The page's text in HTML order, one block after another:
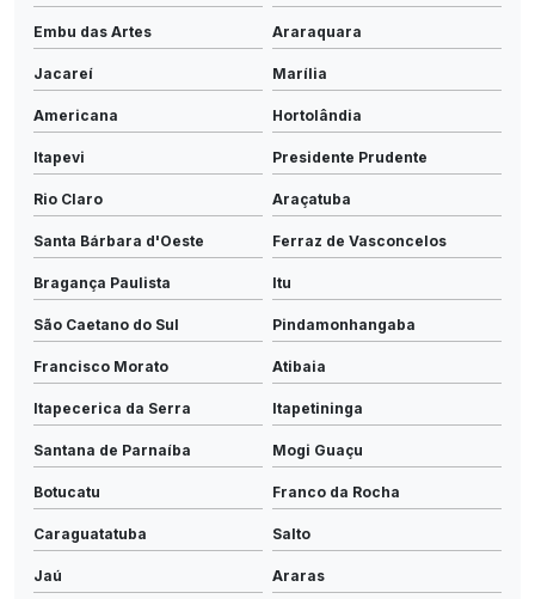
Embu das Artes Araraquara
Jacareí Marília
Americana Hortolândia
Itapevi Presidente Prudente
Rio Claro Araçatuba
Santa Bárbara d'Oeste Ferraz de Vasconcelos
Bragança Paulista Itu
São Caetano do Sul Pindamonhangaba
Francisco Morato Atibaia
Itapecerica da Serra Itapetininga
Santana de Parnaíba Mogi Guaçu
Botucatu Franco da Rocha
Caraguatatuba Salto
Jaú Araras